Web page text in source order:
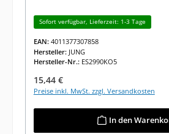
Sofort verfügbar, Lieferzeit: 1-3 Tage
EAN: 4011377307858
Hersteller: JUNG
Hersteller-Nr.: ES2990KO5
Regulärer Preis:
15,44 €
Preise inkl. MwSt. zzgl. Versandkosten
In den